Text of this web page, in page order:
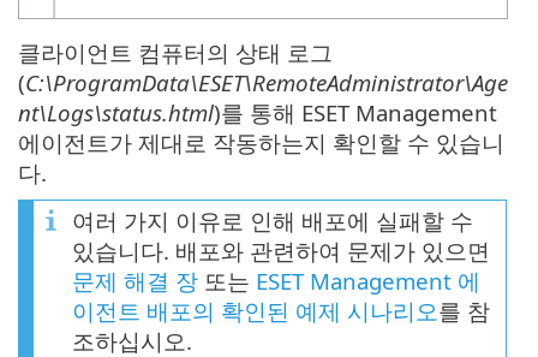
클라이언트 컴퓨터의 상태 로그
(C:\ProgramData\ESET\RemoteAdministrator\Age
nt\Logs\status.html)를 통해 ESET Management
에이전트가 제대로 작동하는지 확인할 수 있습니
다.
여러 가지 이유로 인해 배포에 실패할 수
있습니다. 배포와 관련하여 문제가 있으면
문제 해결 장 또는 ESET Management 에
이전트 배포의 확인된 예제 시나리오를 참
조하십시오.